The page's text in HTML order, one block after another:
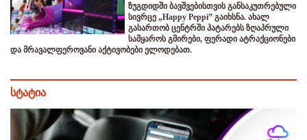
ზუგდიდში ბავშვებისთვის განსაკუთრებული
სივრცე „Happy Peppi” გაიხსნა. ახალ
გასართობ ცენტრში პატარებს ზღაპრული
სამყაროს გმირები, ფერადი ატრაქციონები
და მრავალფეროვანი აქტივობები ელოდებათ.
სტატია